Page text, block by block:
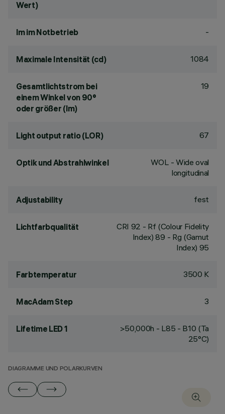
Wert)
lm im Notbetrieb -
Maximale Intensität (cd) 1084
Gesamtlichtstrom bei
einem Winkel von 90°
oder größer (lm)
19
Light output ratio (LOR) 67
Optik und Abstrahlwinkel
WOL - Wide oval
longitudinal
Adjustability fest
Lichtfarbqualität CRI 92 - Rf (Colour Fidelity
Index) 89 - Rg (Gamut
Index) 95
Farbtemperatur 3500 K
MacAdam Step 3
Lifetime LED 1
>50,000h - L85 - B10 (Ta
25°C)
DIAGRAMME UND POLARKURVEN